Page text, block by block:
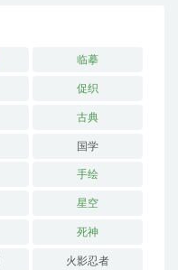
临摹
促织
古典
国学
手绘
星空
死神
火影忍者